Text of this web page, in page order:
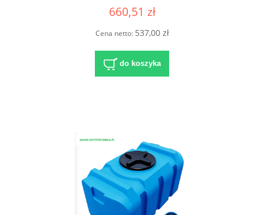
660,51 zł
Cena netto: 537,00 zł
do koszyka